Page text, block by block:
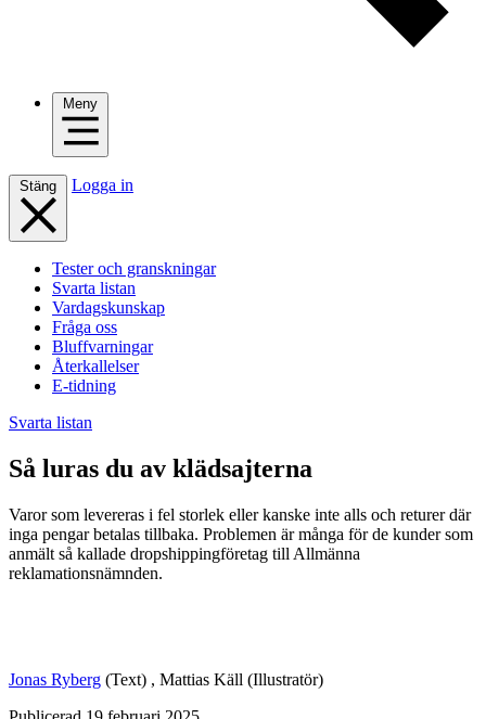
Meny
Stäng Logga in
Tester och granskningar
Svarta listan
Vardagskunskap
Fråga oss
Bluffvarningar
Återkallelser
E-tidning
Svarta listan
Så luras du av klädsajterna
Varor som levereras i fel storlek eller kanske inte alls och returer där
inga pengar betalas tillbaka. Problemen är många för de kunder som
anmält så kallade dropshippingföretag till Allmänna
reklamationsnämnden.
Jonas Ryberg (Text) , Mattias Käll (Illustratör)